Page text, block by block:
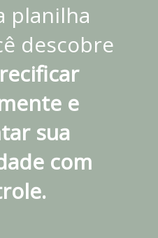
planilha
descobre
e
sua
com